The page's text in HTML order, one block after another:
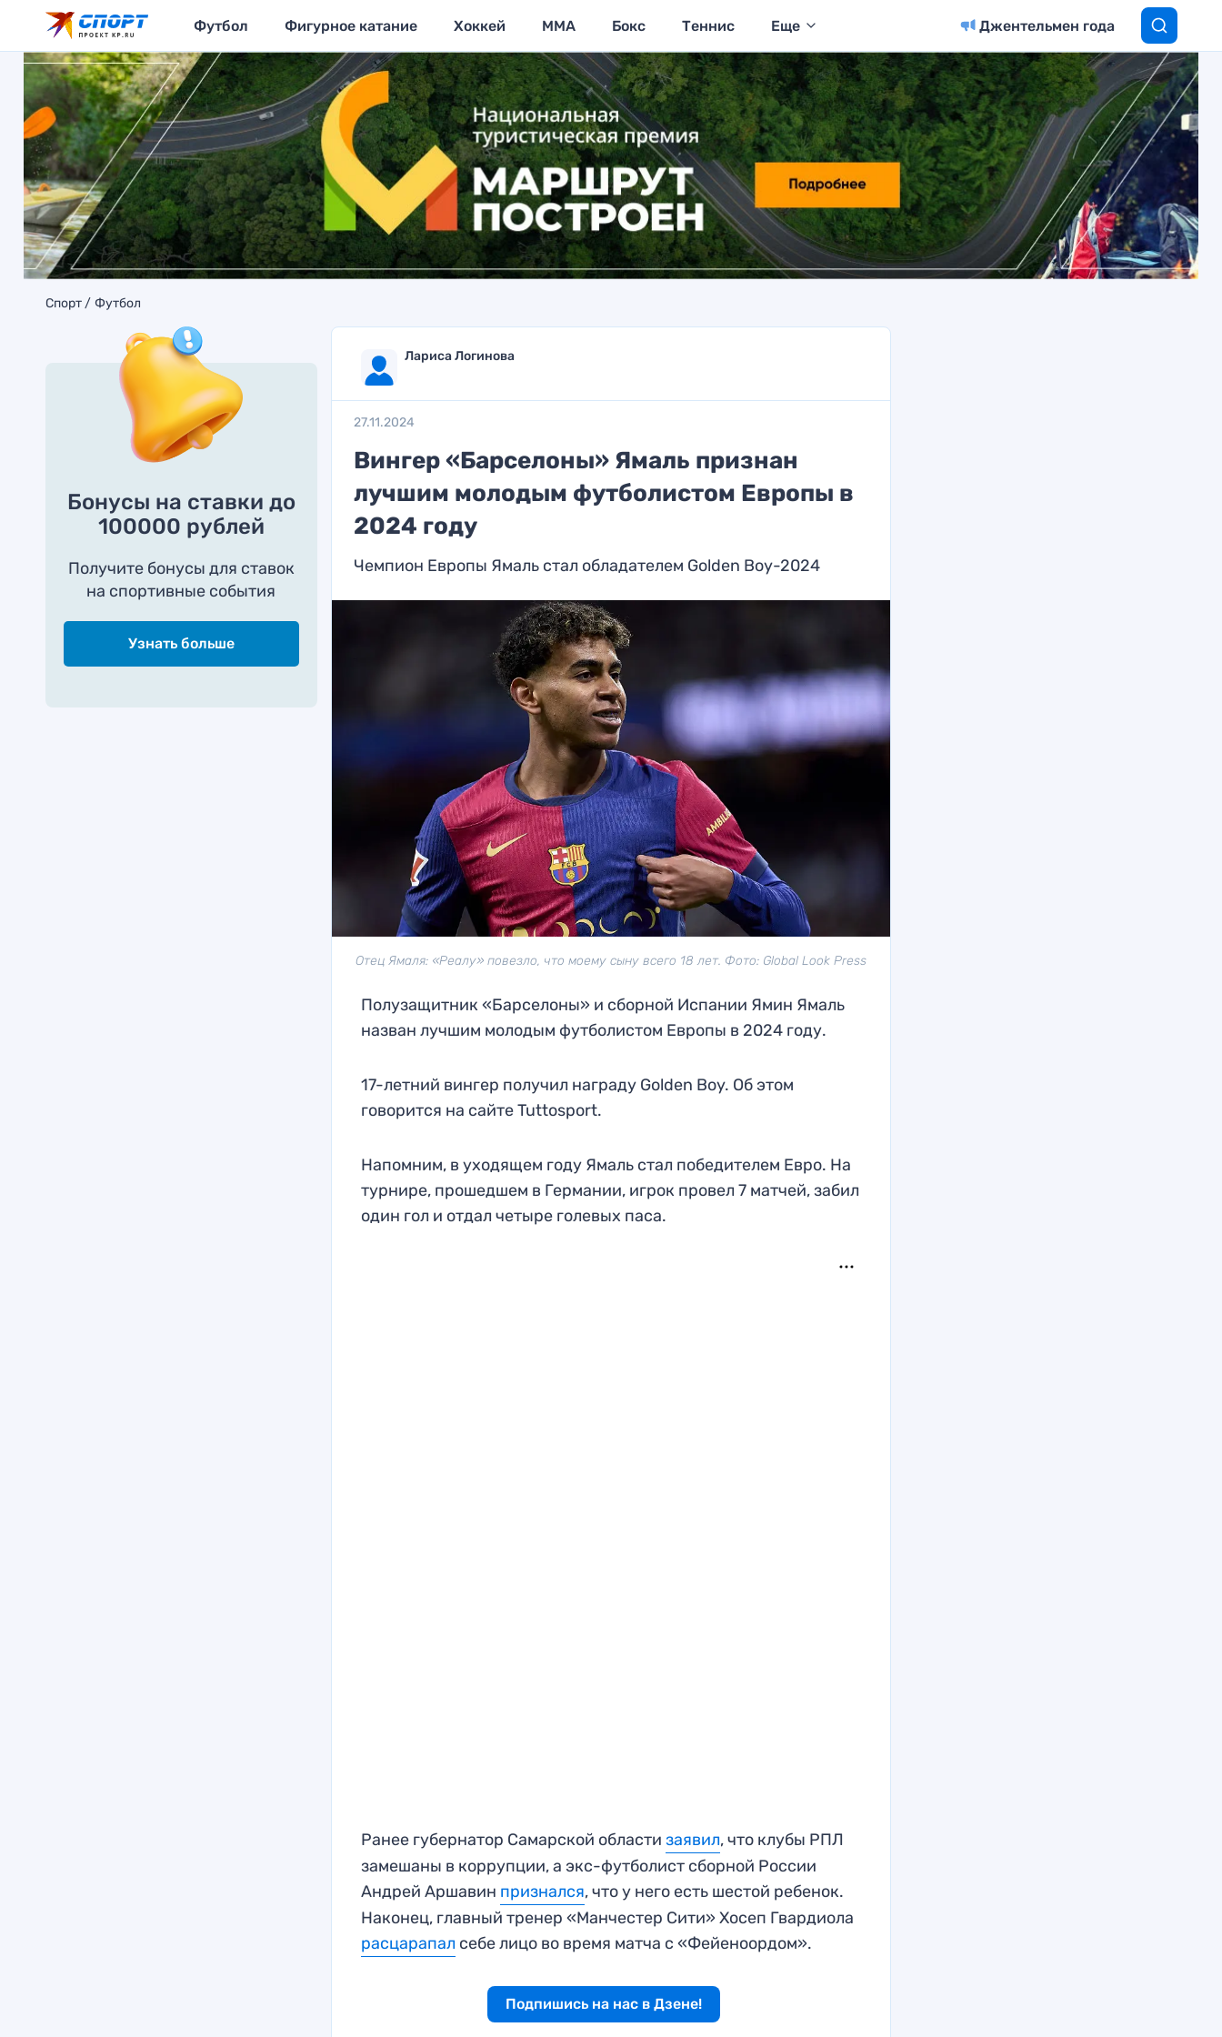
Футбол Фигурное катание Хоккей MMA Бокс Теннис Еще Джентельмен года
Спорт Футбол
Бонусы на ставки до
100000 рублей
Получите бонусы для ставок
на спортивные события
Узнать больше
Лариса Логинова
27.11.2024
Вингер «Барселоны» Ямаль признан
лучшим молодым футболистом Европы в
2024 году
Чемпион Европы Ямаль стал обладателем Golden Boy-2024
Отец Ямаля: «Реалу» повезло, что моему сыну всего 18 лет. Фото: Global Look Press
Полузащитник «Барселоны» и сборной Испании Ямин Ямаль
назван лучшим молодым футболистом Европы в 2024 году.
17-летний вингер получил награду Golden Boy. Об этом
говорится на сайте Tuttosport.
Напомним, в уходящем году Ямаль стал победителем Евро. На
турнире, прошедшем в Германии, игрок провел 7 матчей, забил
один гол и отдал четыре голевых паса.
Ранее губернатор Самарской областизаявил, что клубы РПЛ
замешаны в коррупции, а экс-футболист сборной России
Андрей Аршавин признался, что у него есть шестой ребенок.
Наконец, главный тренер «Манчестер Сити» Хосеп Гвардиола
расцарапал себе лицо во время матча с «Фейеноордом».
Подпишись на нас в Дзене!